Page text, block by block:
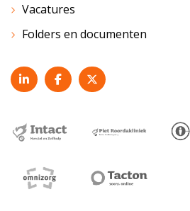
Vacatures
Folders en documenten